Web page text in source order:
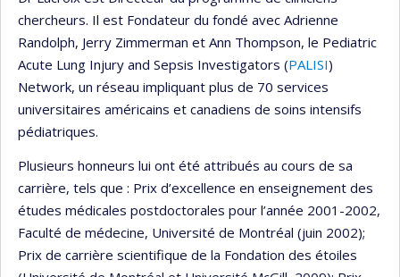
chercheurs. Il est Fondateur du fondé avec Adrienne
Randolph, Jerry Zimmerman et Ann Thompson, le Pediatric
Acute Lung Injury and Sepsis Investigators (PALISI)
Network, un réseau impliquant plus de 70 services
universitaires américains et canadiens de soins intensifs
pédiatriques.
Plusieurs honneurs lui ont été attribués au cours de sa
carrière, tels que : Prix d’excellence en enseignement des
études médicales postdoctorales pour l’année 2001-2002,
Faculté de médecine, Université de Montréal (juin 2002);
Prix de carrière scientifique de la Fondation des étoiles